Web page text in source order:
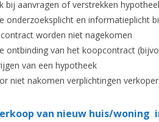
bij aanvragen of verstrekken
onderzoeksplicht en informatieplicht
worden niet nagekomen
ontbinding van het koopcontract
van een hypotheek
niet nakomen verplichtingen
van nieuw huis/woning